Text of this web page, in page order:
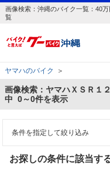
画像検索：沖縄のバイク一覧：40
覧
ヤマハのバイク ＞
画像検索：ヤマハＸＳＲ１
中 0～0件を表示
条件を指定して絞り込み
お探しの条件に該当す